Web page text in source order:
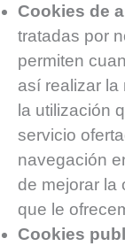
Cookies de
tratadas por
permiten
así realizar la
la utilización
servicio
navegación
de mejorar la
que le
Cookies